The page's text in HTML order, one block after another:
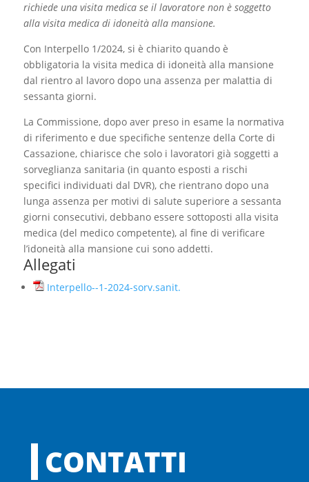
richiede una visita medica se il lavoratore non è soggetto
alla visita medica di idoneità alla mansione.
Con Interpello 1/2024, si è chiarito quando è
obbligatoria la visita medica di idoneità alla mansione
dal rientro al lavoro dopo una assenza per malattia di
sessanta giorni.
La Commissione, dopo aver preso in esame la normativa
di riferimento e due specifiche sentenze della Corte di
Cassazione, chiarisce che solo i lavoratori già soggetti a
sorveglianza sanitaria (in quanto esposti a rischi
specifici individuati dal DVR), che rientrano dopo una
lunga assenza per motivi di salute superiore a sessanta
giorni consecutivi, debbano essere sottoposti alla visita
medica (del medico competente), al fine di verificare
l’idoneità alla mansione cui sono addetti.
Allegati
Interpello--1-2024-sorv.sanit.
CONTATTI